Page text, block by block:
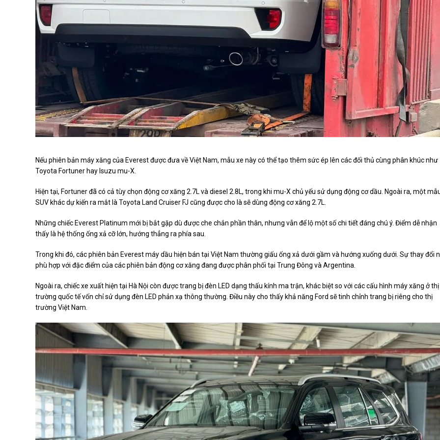
Nếu phiên bản máy xăng của Everest được đưa về Việt Nam, mẫu xe này có thể tạo thêm sức ép lên các đối thủ cùng phân khúc như
Toyota Fortuner hay Isuzu mu-X.
Hiện tại, Fortuner đã có cả tùy chọn động cơ xăng 2.7L và diesel 2.8L, trong khi mu-X chủ yếu sử dụng động cơ dầu. Ngoài ra, một
SUV khác dự kiến ra mắt là Toyota Land Cruiser FJ cũng được cho là sẽ dùng động cơ xăng 2.7L.
Những chiếc Everest Platinum mới bị bắt gặp dù được che chắn phần thân, nhưng vẫn để lộ một số chi tiết đáng chú ý. Điểm dễ nhận
thấy là hệ thống ống xả cỡ lớn, hướng thẳng ra phía sau.
Trong khi đó, các phiên bản Everest máy dầu hiện bán tại Việt Nam thường giấu ống xả dưới gầm và hướng xuống dưới. Sự thay đổi
phù hợp với đặc điểm của các phiên bản động cơ xăng đang được phân phối tại Trung Đông và Argentina.
Ngoài ra, chiếc xe xuất hiện tại Hà Nội còn được trang bị đèn LED dạng thấu kính ma trận, khác biệt so với các cấu hình máy xăng ở thị
trường quốc tế vốn chỉ sử dụng đèn LED phản xạ thông thường. Điều này cho thấy khả năng Ford sẽ tinh chỉnh trang bị riêng cho thị
trường Việt Nam.